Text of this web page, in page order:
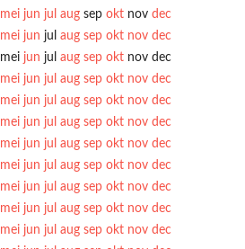
mei jun jul aug sep okt nov dec
mei jun jul aug sep okt nov dec
mei jun jul aug sep okt nov dec
mei jun jul aug sep okt nov dec
mei jun jul aug sep okt nov dec
mei jun jul aug sep okt nov dec
mei jun jul aug sep okt nov dec
mei jun jul aug sep okt nov dec
mei jun jul aug sep okt nov dec
mei jun jul aug sep okt nov dec
mei jun jul aug sep okt nov dec